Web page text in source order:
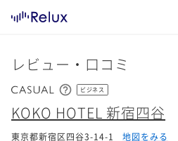
レビュー・口コミ
ビジネス
KOKO HOTEL 新宿四谷
東京都新宿区四谷3-14-1 地図をみる